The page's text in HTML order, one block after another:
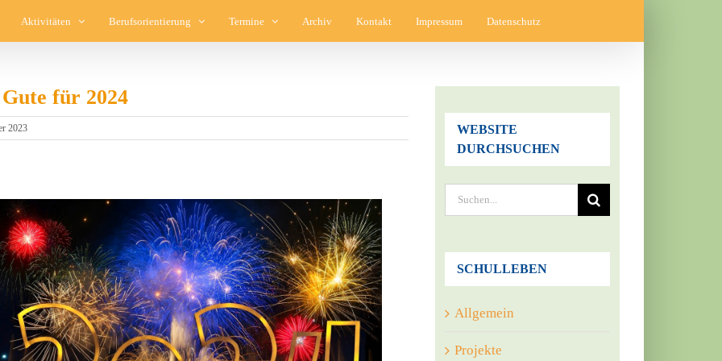
Aktivitäten Berufsorientierung Termine Archiv Kontakt Impressum Datenschutz
für 2024
2023
WEBSITE
DURCHSUCHEN
Suche
nach:
SCHULLEBEN
Allgemein
Projekte